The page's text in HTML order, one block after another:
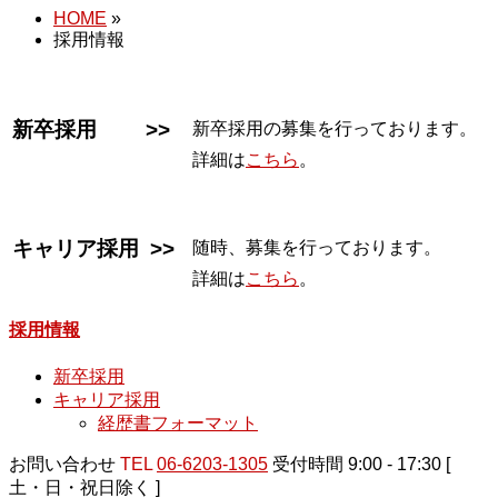
HOME »
採用情報
新卒採用 >>
新卒採用の募集を行っております。
詳細はこちら 。
キャリア採用 >>
随時、募集を行っております。
詳細はこちら 。
採用情報
新卒採用
キャリア採用
経歴書フォーマット
お問い合わせ TEL 06-6203-1305 受付時間 9:00 - 17:30 [
土・日・祝日除く ]